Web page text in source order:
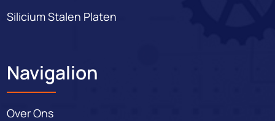
Silicium Stalen Platen
Navigalion
Over Ons